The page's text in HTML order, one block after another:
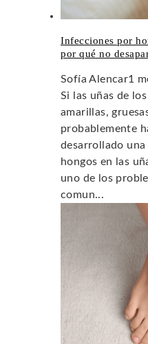
Infecciones por
por qué no
Sofía Alencar1
Si las uñas de
amarillas,
probablemente
desarrollado
hongos en las
uno de los
comun...